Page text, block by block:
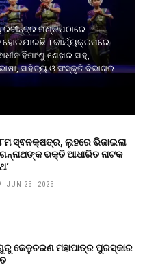
ରବୀନ୍ଦ୍ର ମଣ୍ଡପଠାରେ
। କାର୍ଯ୍ୟକ୍ରମରେ
ହିମାଂଶୁ ଶେଖର ସାହୁ,
ସାହିତ୍ୟ ଓ ସଂସ୍କୃତି ବିଭାଗର
ସ୍ଵନକ୍ଷତ୍ର, ଲୁହରେ ଭିଜାଇଲା
ଭକ୍ତି ଆଧାରିତ ନାଟକ
JUN 25, 2025
କେଳୁଚରଣ ମହାପାତ୍ର ପୁରସ୍କାର